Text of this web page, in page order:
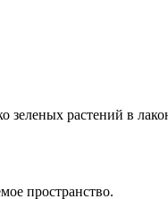
растений в
пространство.